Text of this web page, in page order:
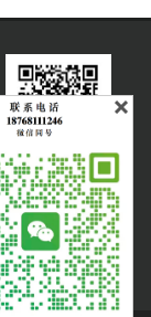
大咖说吐槽客服